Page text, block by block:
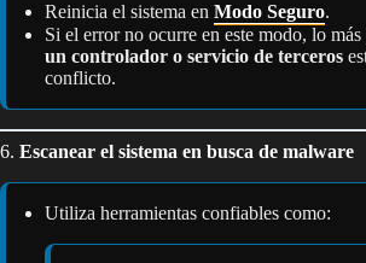
Reinicia el sistema en Modo Seguro.
Si el error no ocurre en este modo, lo
un controlador o servicio de terceros
conflicto.
6. Escanear el sistema en busca de malware
Utiliza herramientas confiables como: